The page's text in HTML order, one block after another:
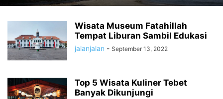
Wisata Museum Fatahillah
Tempat Liburan Sambil Edukasi
jalanjalan - September 13, 2022
Top 5 Wisata Kuliner Tebet
Banyak Dikunjungi